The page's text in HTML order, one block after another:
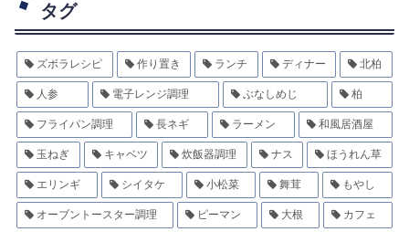
タグ
ズボラレシピ 作り置き ランチ ディナー 北柏
人参 電子レンジ調理 ぶなしめじ 柏
フライパン調理 長ネギ ラーメン 和風居酒屋
玉ねぎ キャベツ 炊飯器調理 ナス ほうれん草
エリンギ シイタケ 小松菜 舞茸 もやし
オーブントースター調理 ピーマン 大根 カフェ